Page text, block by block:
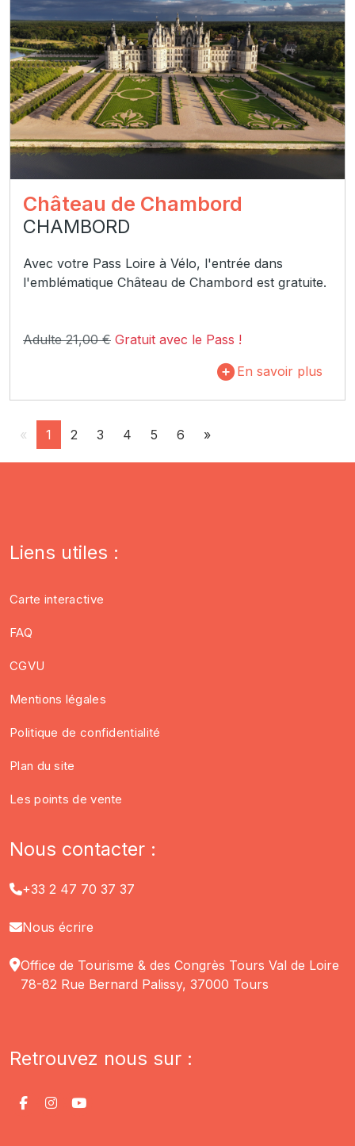
Château de Chambord
CHAMBORD
Avec votre Pass Loire à Vélo, l'entrée dans
l'emblématique Château de Chambord est gratuite.
Adulte 21,00 € Gratuit avec le Pass !
En savoir plus
« 1 2 3 4 5 6 »
Liens utiles :
Carte interactive
FAQ
CGVU
Mentions légales
Politique de confidentialité
Plan du site
Les points de vente
Nous contacter :
+33 2 47 70 37 37
Nous écrire
Office de Tourisme & des Congrès Tours Val de Loire
78-82 Rue Bernard Palissy, 37000 Tours
Retrouvez nous sur :